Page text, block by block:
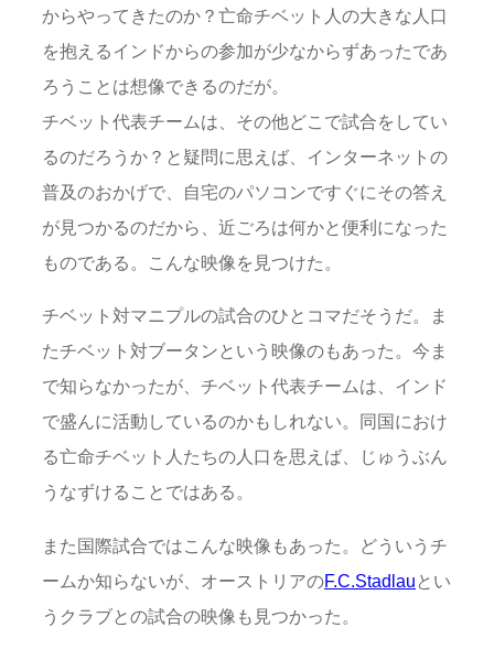
からやってきたのか？亡命チベット人の大きな人口
を抱えるインドからの参加が少なからずあったであ
ろうことは想像できるのだが。
チベット代表チームは、その他どこで試合をしてい
るのだろうか？と疑問に思えば、インターネットの
普及のおかげで、自宅のパソコンですぐにその答え
が見つかるのだから、近ごろは何かと便利になった
ものである。こんな映像を見つけた。
チベット対マニプルの試合のひとコマだそうだ。ま
たチベット対ブータンという映像のもあった。今ま
で知らなかったが、チベット代表チームは、インド
で盛んに活動しているのかもしれない。同国におけ
る亡命チベット人たちの人口を思えば、じゅうぶん
うなずけることではある。
また国際試合ではこんな映像もあった。どういうチ
ームか知らないが、オーストリアのF.C.Stadlau とい
うクラブとの試合の映像も見つかった。